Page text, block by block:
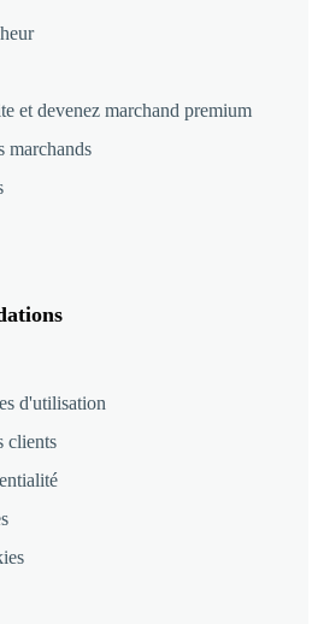
et devenez marchand premium
marchands
d'utilisation
clients